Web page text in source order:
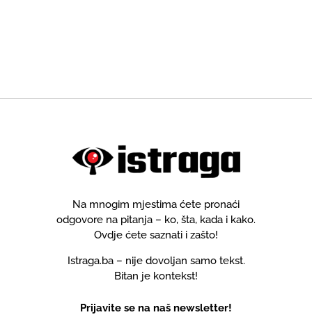
Na mnogim mjestima ćete pronaći
odgovore na pitanja – ko, šta, kada i kako.
Ovdje ćete saznati i zašto!
Istraga.ba – nije dovoljan samo tekst.
Bitan je kontekst!
Prijavite se na naš newsletter!